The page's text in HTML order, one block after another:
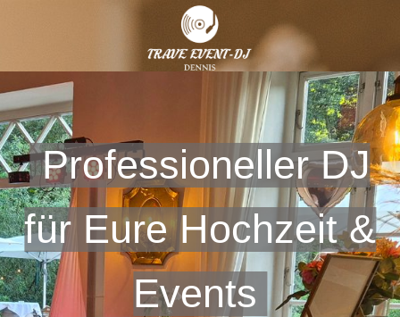
Professioneller DJ
für Eure Hochzeit &
Events